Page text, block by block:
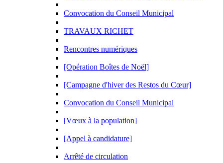
Convocation du Conseil Municipal
TRAVAUX RICHET
Rencontres numériques
[Opération Boîtes de Noël]
[Campagne d'hiver des Restos du Cœur]
Convocation du Conseil Municipal
[Vœux à la population]
[Appel à candidature]
Arrêté de circulation